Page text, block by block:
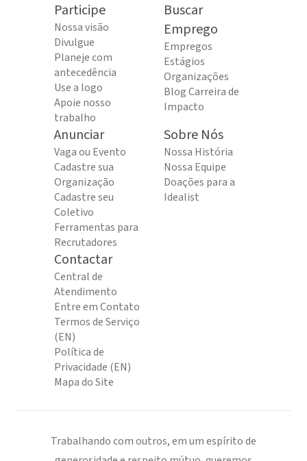
Participe
Nossa visão
Divulgue
Planeje com
antecedência
Use a logo
Apoie nosso
trabalho
Buscar
Emprego
Empregos
Estágios
Organizações
Blog Carreira de
Impacto
Anunciar
Vaga ou Evento
Cadastre sua
Organização
Cadastre seu
Coletivo
Ferramentas para
Recrutadores
Sobre Nós
Nossa História
Nossa Equipe
Doações para a
Idealist
Contactar
Central de
Atendimento
Entre em Contato
Termos de Serviço
(EN)
Política de
Privacidade (EN)
Mapa do Site
Trabalhando com outros, em um espírito de